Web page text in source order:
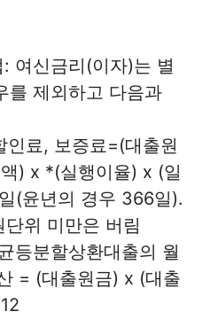
여신금리(이자)는 별
를 제외하고 다음과
료, 보증료=(대출원
) x *(실행이율) x (일
(윤년의 경우 366일).
위 미만은 버림
분할상환대출의 월
= (대출원금) x (대출